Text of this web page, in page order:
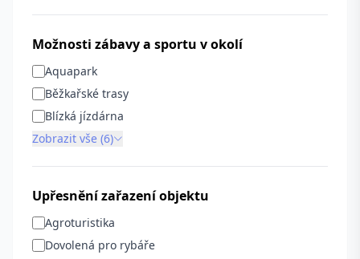
Možnosti zábavy a sportu v okolí
Aquapark
Běžkařské trasy
Blízká jízdárna
Zobrazit vše (6)
Upřesnění zařazení objektu
Agroturistika
Dovolená pro rybáře